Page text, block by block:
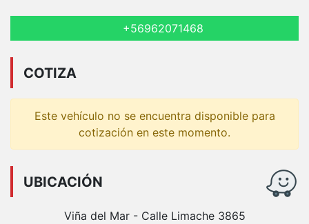
+56962071468
COTIZA
Este vehículo no se encuentra disponible para
cotización en este momento.
UBICACIÓN
Viña del Mar - Calle Limache 3865